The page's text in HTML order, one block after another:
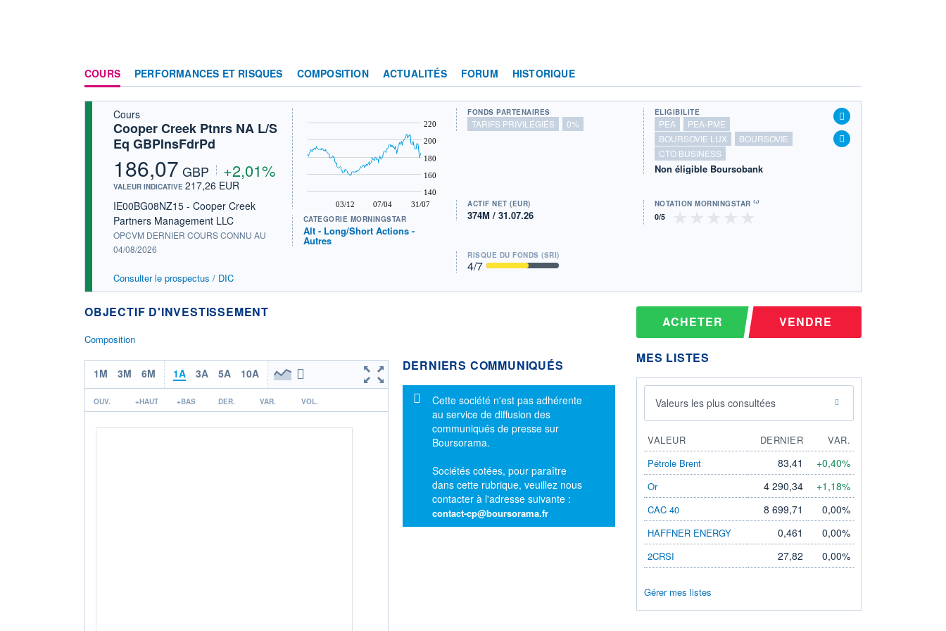
COURS PERFORMANCES ET RISQUES COMPOSITION ACTUALITÉS FORUM HISTORIQUE
Cours
Cooper Creek Ptnrs NA L/S
Eq GBPInsFdrPd
186,07 GBP +2,01%
VALEUR INDICATIVE 217,26 EUR
IE00BG08NZ15 - Cooper Creek
Partners Management LLC
OPCVM DERNIER COURS CONNU AU
04/08/2026
Consulter le prospectus / DIC
03/12 07/04 31/07
140
160
180
200
220
CATÉGORIE MORNINGSTAR
Alt - Long/Short Actions -
Autres
FONDS PARTENAIRES
TARIFS PRIVILÉGIÉS 0%
ÉLIGIBILITÉ
PEA
PEA-PME
BOURSOVIE LUX
BOURSOVIE
CTO BUSINESS
Non éligible Boursobank
ACTIF NET (EUR)
374M / 31.07.26
NOTATION MORNINGSTAR ⁽¹⁾
RISQUE DU FONDS (SRI)
4/7
OBJECTIF D'INVESTISSEMENT
Composition
1M 3M 6M 1A 3A 5A 10A
OUV. +HAUT +BAS DER. VAR. VOL.
DERNIERS COMMUNIQUÉS
Message d'information
Cette société n'est pas adhérente
au service de diffusion des
communiqués de presse sur
Boursorama.
Sociétés cotées, pour paraître
dans cette rubrique, veuillez nous
contacter à l'adresse suivante :
contact-cp@boursorama.fr
ACHETER VENDRE
MES LISTES
Valeurs les plus consultées
VALEUR DERNIER
VAR.
Pétrole Brent
83,41 +0,40%
Or 4 290,34 +1,18%
CAC 40 8 699,71 0,00%
HAFFNER ENERGY 0,461 0,00%
2CRSI 27,82 0,00%
Gérer mes listes